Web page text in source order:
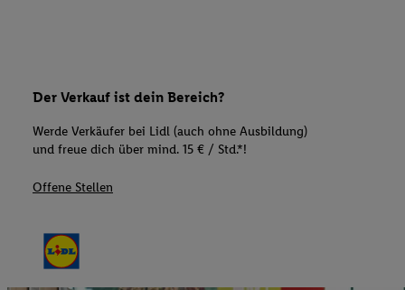
Der Verkauf ist dein Bereich?
Werde Verkäufer bei Lidl (auch ohne Ausbildung)
und freue dich über mind. 15 € / Std.*!
Offene Stellen